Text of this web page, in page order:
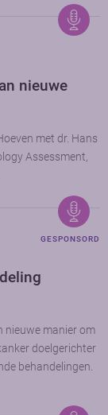
nieuwe
met dr. Hans
Assessment,
GESPONSORD
nieuwe manier om
doelgerichter
behandelingen.